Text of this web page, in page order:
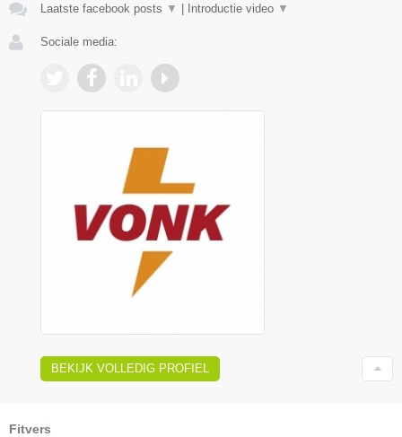
Laatste facebook posts ▼ | Introductie video ▼
Sociale media:
BEKIJK VOLLEDIG PROFIEL
Fitvers